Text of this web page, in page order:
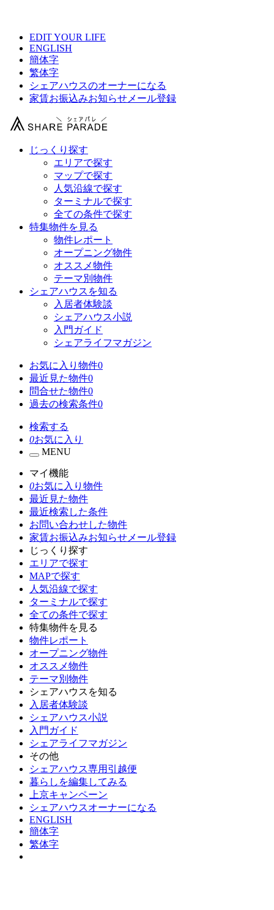
EDIT YOUR LIFE
ENGLISH
簡体字
繁体字
シェアハウスのオーナーになる
家賃お振込みお知らせメール登録
じっくり探す
エリアで探す
マップで探す
人気沿線で探す
ターミナルで探す
全ての条件で探す
特集物件を見る
物件レポート
オープニング物件
オススメ物件
テーマ別物件
シェアハウスを知る
入居者体験談
シェアハウス小説
入門ガイド
シェアライフマガジン
お気に入り物件0
最近見た物件0
問合せた物件0
過去の検索条件0
検索する
0お気に入り
MENU
マイ機能
0お気に入り物件
最近見た物件
最近検索した条件
お問い合わせした物件
家賃お振込みお知らせメール登録
じっくり探す
エリアで探す
MAPで探す
人気沿線で探す
ターミナルで探す
全ての条件で探す
特集物件を見る
物件レポート
オープニング物件
オススメ物件
テーマ別物件
シェアハウスを知る
入居者体験談
シェアハウス小説
入門ガイド
シェアライフマガジン
その他
シェアハウス専用引越便
暮らしを編集してみる
上京キャンペーン
シェアハウスオーナーになる
ENGLISH
簡体字
繁体字